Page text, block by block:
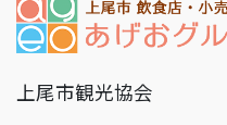
上尾市観光協会